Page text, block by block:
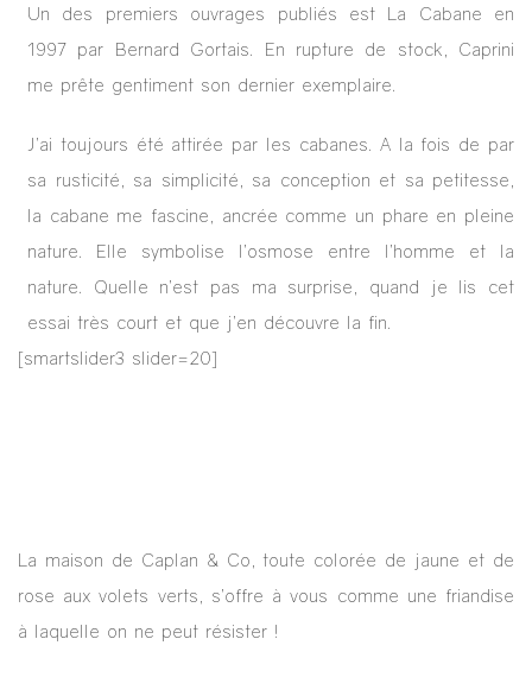
Un des premiers ouvrages publiés est La Cabane en
1997 par Bernard Gortais. En rupture de stock, Caprini
me prête gentiment son dernier exemplaire.
J’ai toujours été attirée par les cabanes. A la fois de par
sa rusticité, sa simplicité, sa conception et sa petitesse,
la cabane me fascine, ancrée comme un phare en pleine
nature. Elle symbolise l’osmose entre l’homme et la
nature. Quelle n’est pas ma surprise, quand je lis cet
essai très court et que j’en découvre la fin.
[smartslider3 slider=20]
La maison de Caplan & Co, toute colorée de jaune et de
rose aux volets verts, s’offre à vous comme une friandise
à laquelle on ne peut résister !